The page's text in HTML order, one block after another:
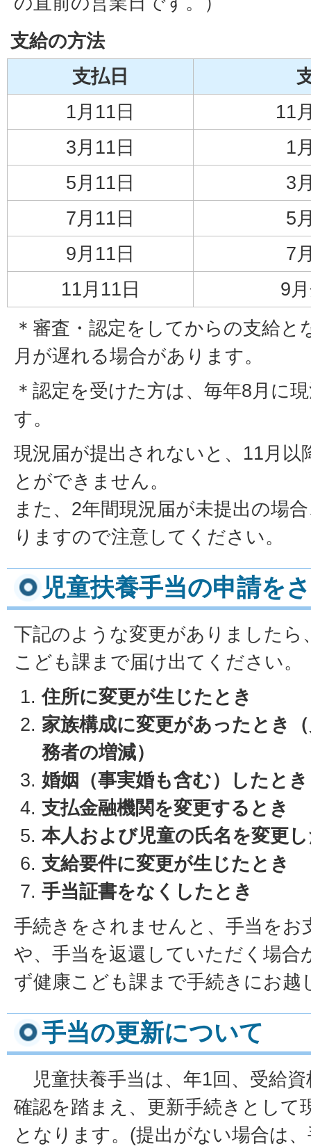
支給の方法
支払日
1月11日
11
3月11日
1
5月11日
3
7月11日
5
9月11日
7
11月11日
9
＊審査・認定をしてからの支給と
月が遅れる場合があります。
＊認定を受けた方は、毎年8月に
す。
現況届が提出されないと、11月以
とができません。
また、2年間現況届が未提出の場
りますので注意してください。
児童扶養手当の申請を
下記のような変更がありましたら
こども課まで届け出てください。
住所に変更が生じたとき
家族構成に変更があったとき
務者の増減）
婚姻（事実婚も含む）したとき
支払金融機関を変更するとき
本人および児童の氏名を変更
支給要件に変更が生じたとき
手当証書をなくしたとき
手続きをされませんと、手当をお
や、手当を返還していただく場合
ず健康こども課まで手続きにお越
手当の更新について
児童扶養手当は、年1回、受給
確認を踏まえ、更新手続きとして
となります。(提出がない場合は